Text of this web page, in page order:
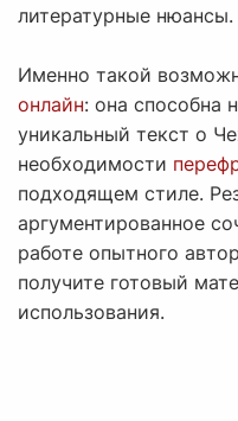
литературные нюансы.
Именно такой
онлайн: она способна
уникальный текст о
необходимости
подходящем стиле.
аргументированное
работе опытного
получите готовый
использования.